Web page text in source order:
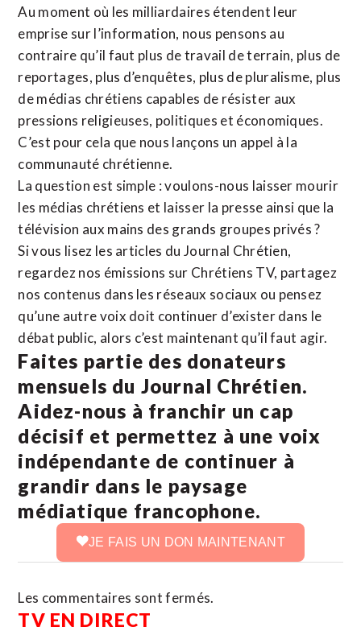
Au moment où les milliardaires étendent leur
emprise sur l’information, nous pensons au
contraire qu’il faut plus de travail de terrain, plus de
reportages, plus d’enquêtes, plus de pluralisme, plus
de médias chrétiens capables de résister aux
pressions religieuses, politiques et économiques.
C’est pour cela que nous lançons un appel à la
communauté chrétienne.
La question est simple : voulons-nous laisser mourir
les médias chrétiens et laisser la presse ainsi que la
télévision aux mains des grands groupes privés ?
Si vous lisez les articles du Journal Chrétien,
regardez nos émissions sur Chrétiens TV, partagez
nos contenus dans les réseaux sociaux ou pensez
qu’une autre voix doit continuer d’exister dans le
débat public, alors c’est maintenant qu’il faut agir.
Faites partie des donateurs
mensuels du Journal Chrétien.
Aidez-nous à franchir un cap
décisif et permettez à une voix
indépendante de continuer à
grandir dans le paysage
médiatique francophone.
JE FAIS UN DON MAINTENANT
Les commentaires sont fermés.
TV EN DIRECT